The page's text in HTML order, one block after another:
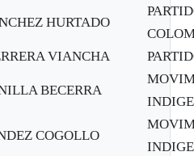
HURTADO
VIANCHA
BECERRA
COGOLLO